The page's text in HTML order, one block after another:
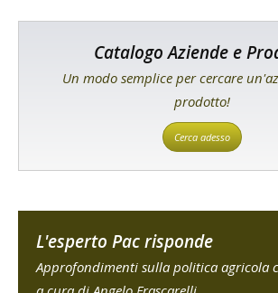
Catalogo Aziende e
Un modo semplice per cercare
prodotto!
Cerca adesso
L'esperto Pac risponde
Approfondimenti sulla politica agricola